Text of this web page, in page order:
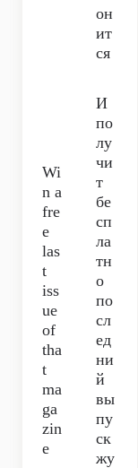
он
ит
ся
Wi
n a
fre
e
las
t
iss
ue
of
tha
t
ma
ga
zin
e
И
по
лу
чи
т
бе
сп
ла
тн
о
по
сл
ед
ни
й
вы
пу
ск
жу